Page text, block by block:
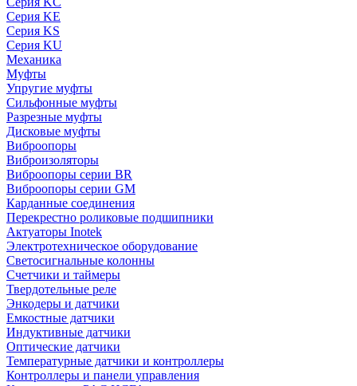
Серия KE
Серия KS
Серия KU
Механика
Муфты
Упругие муфты
Сильфонные муфты
Разрезные муфты
Дисковые муфты
Виброопоры
Виброизоляторы
Виброопоры серии BR
Виброопоры серии GM
Карданные соединения
Перекрестно роликовые подшипники
Актуаторы Inotek
Электротехническое оборудование
Светосигнальные колонны
Счетчики и таймеры
Твердотельные реле
Энкодеры и датчики
Емкостные датчики
Индуктивные датчики
Оптические датчики
Температурные датчики и контроллеры
Контроллеры и панели управления